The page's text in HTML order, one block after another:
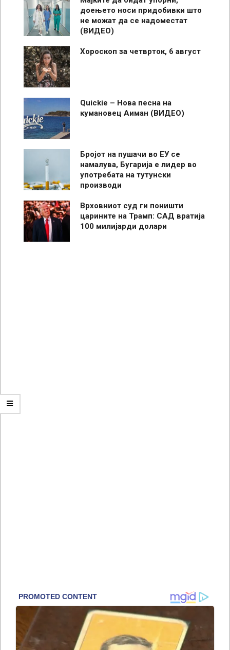
доењето носи придобивки што
не можат да се надоместат
(ВИДЕО)
Хороскоп за четврток, 6 август
Quickie – Нова песна на
кумановец Аиман (ВИДЕО)
Бројот на пушачи во ЕУ се
намалува, Бугарија е лидер во
употребата на тутунски
производи
Врховниот суд ги поништи
царините на Трамп: САД вратија
100 милијарди долари